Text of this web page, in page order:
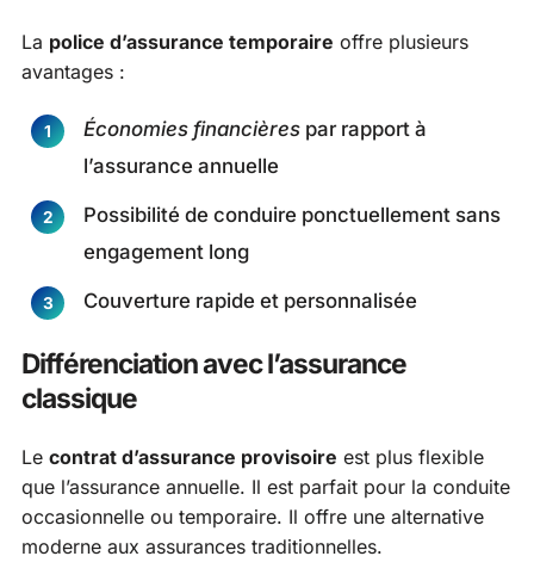
La police d’assurance temporaire offre plusieurs
avantages :
Économies financières par rapport à
l’assurance annuelle
Possibilité de conduire ponctuellement sans
engagement long
Couverture rapide et personnalisée
Différenciation avec l’assurance
classique
Le contrat d’assurance provisoire est plus flexible
que l’assurance annuelle. Il est parfait pour la conduite
occasionnelle ou temporaire. Il offre une alternative
moderne aux assurances traditionnelles.